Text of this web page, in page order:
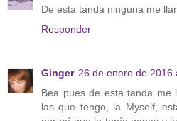
De esta tanda ninguna me
Responder
Ginger 26 de enero de 2016
Bea pues de esta tanda me
las que tengo, la Myself,